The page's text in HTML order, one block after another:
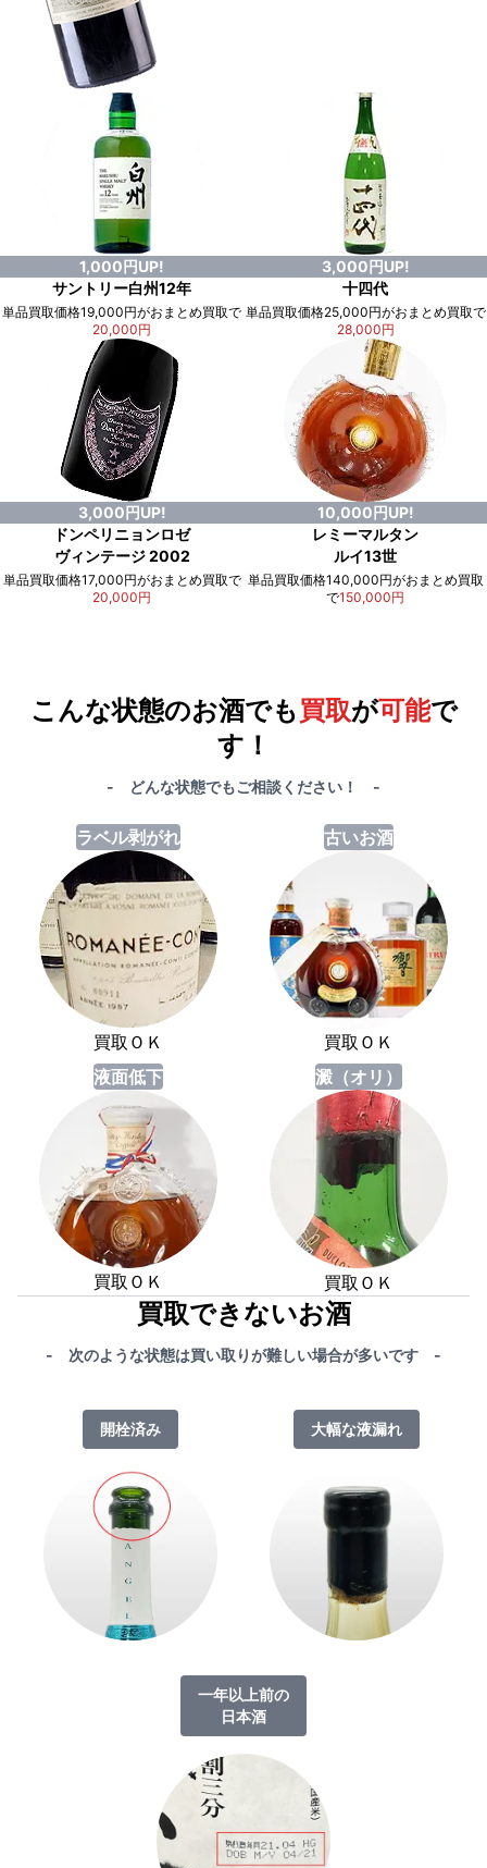
1,000円UP!
サントリー白州12年
単品買取価格19,000円がおまとめ買取で
20,000円
3,000円UP!
十四代
単品買取価格25,000円がおまとめ買取で
28,000円
3,000円UP!
ドンペリニョンロゼ
ヴィンテージ 2002
単品買取価格17,000円がおまとめ買取で
20,000円
10,000円UP!
レミーマルタン
ルイ13世
単品買取価格140,000円がおまとめ買取
で150,000円
こんな状態のお酒でも買取が可能で
す！
- どんな状態でもご相談ください！ -
ラベル剥がれ
買取ＯＫ
古いお酒
買取ＯＫ
液面低下
買取ＯＫ
澱（オリ）
買取ＯＫ
買取できないお酒
- 次のような状態は買い取りが難しい場合が多いです -
開栓済み 大幅な液漏れ
一年以上前の
日本酒